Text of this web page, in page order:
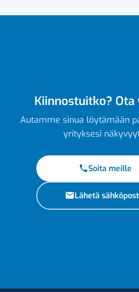
Kiinnostuitko?
Autamme sinua löytämään
yrityksesi
Soita meille
Lähetä